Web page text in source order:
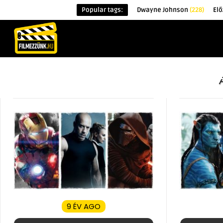
Popular tags: Dwayne Johnson (228)
9 ÉV AGO